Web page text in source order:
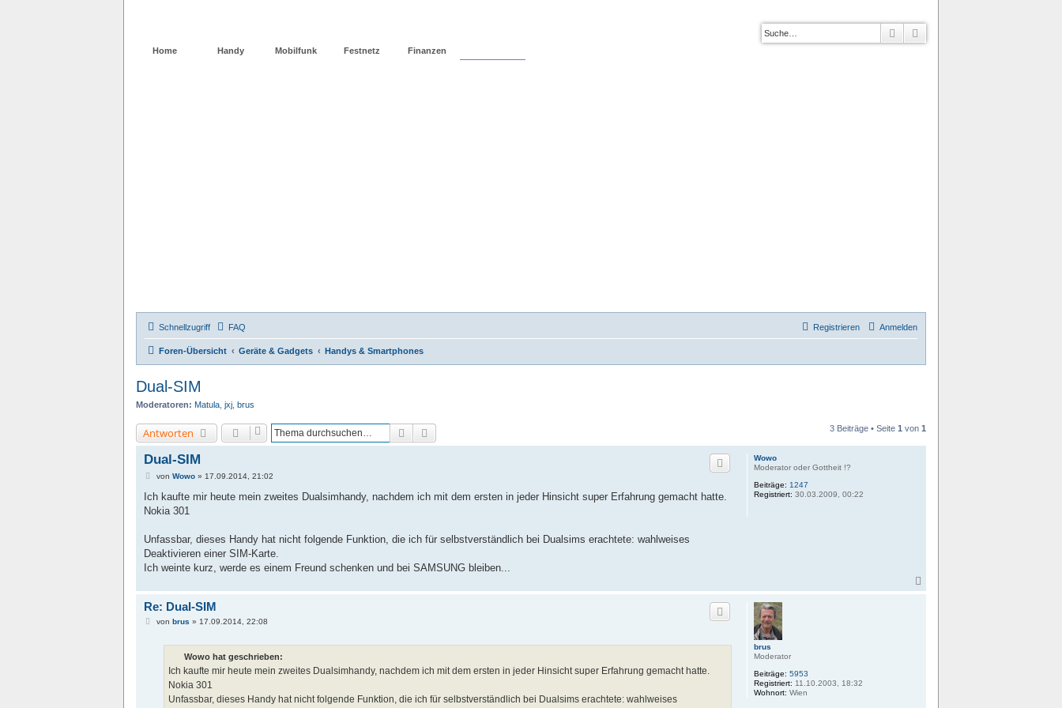
Home Handy Mobilfunk Festnetz Finanzen
Suche
Schnellzugriff FAQ Anmelden
Registrieren
Foren-Übersicht Geräte & Gadgets Handys & Smartphones
Dual-SIM
Moderatoren: Matula jxj brus
Antworten Suche 3 Beiträge • Seite 1 von 1
Wowo
Moderator oder Gottheit !?
Beiträge: 1247
Registriert: 30.03.2009, 00:22
Dual-SIM
B
i
r
von Wowo» 17.09.2014, 21:02
Ich kaufte mir heute mein zweites Dualsimhandy, nachdem ich mit dem ersten in jeder Hinsicht super Erfahrung gemacht hatte.
Nokia 301
Unfassbar, dieses Handy hat nicht folgende Funktion, die ich für selbstverständlich bei Dualsims erachtete: wahlweises
Deaktivieren einer SIM-Karte.
Ich weinte kurz, werde es einem Freund schenken und bei SAMSUNG bleiben...
a
brus
Moderator
Beiträge: 5953
Registriert: 11.10.2003, 18:32
Wohnort: Wien
Re: Dual-SIM
Bvon brus » 17.09.2014, 22:08
Wowo hat geschrieben:
Ich kaufte mir heute mein zweites Dualsimhandy, nachdem ich mit dem ersten in jeder Hinsicht super Erfahrung gemacht hatte.
Nokia 301
Unfassbar, dieses Handy hat nicht folgende Funktion, die ich für selbstverständlich bei Dualsims erachtete: wahlweises